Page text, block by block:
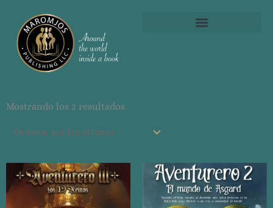
Mostrando los 2 resultadospor